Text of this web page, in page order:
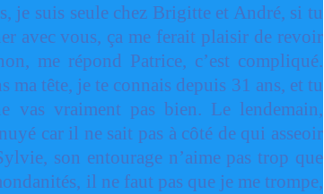
je suis seule chez Brigitte et André, si tu
avec vous, ça me ferait plaisir de revoir
me répond Patrice, c’est compliqué.
ma tête, je te connais depuis 31 ans, et tu
vas vraiment pas bien. Le lendemain,
car il ne sait pas à côté de qui asseoir
son entourage n’aime pas trop que
il ne faut pas que je me trompe,